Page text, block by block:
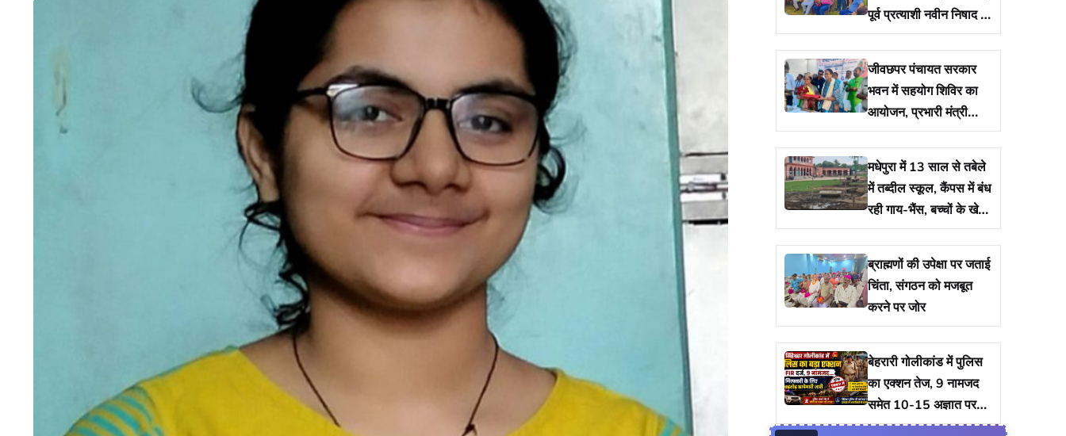
पूर्व प्रत्याशी नवीन निषाद ने
विधायक व प्रशासन से मांगा
जवाब
जीवछपर पंचायत सरकार
भवन में सहयोग शिविर का
आयोजन, प्रभारी मंत्री
शीला मंडल ने किया शुभारंभ
मधेपुरा में 13 साल से तबेले
में तब्दील स्कूल, कैंपस में बंध
रही गाय-भैंस, बच्चों के खेल
मैदान पर रखा है 17 नाद
ब्राह्मणों की उपेक्षा पर जताई
चिंता, संगठन को मजबूत
करने पर जोर
बेहरारी गोलीकांड में पुलिस
का एक्शन तेज, 9 नामजद
समेत 10-15 अज्ञात पर
केस दर्ज, गिरफ्तारी को